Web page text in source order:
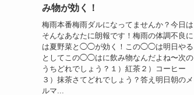
み物が効く！
梅雨本番梅雨ダルになってませんか？今日は
そんなあなたに朗報です！梅雨の体調不良に
は夏野菜と◯◯が効く！この◯◯は明日やる
としてこの◯◯はに飲み物なんだよね〜次の
うちどれでしょう？１）紅茶２）コーヒー
３）抹茶さてどれでしょう？答え明日朝のメ
ルマ...